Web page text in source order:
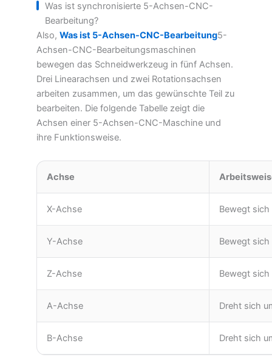
Was ist synchronisierte 5-Achsen-CNC-
Bearbeitung?
Also, Was ist 5-Achsen-CNC-Bearbeitung5-
Achsen-CNC-Bearbeitungsmaschinen
bewegen das Schneidwerkzeug in fünf Achsen.
Drei Linearachsen und zwei Rotationsachsen
arbeiten zusammen, um das gewünschte Teil zu
bearbeiten. Die folgende Tabelle zeigt die
Achsen einer 5-Achsen-CNC-Maschine und
ihre Funktionsweise.
Achse
X-Achse Bewegt
Y-Achse Bewegt
Z-Achse Bewegt
A-Achse Dreht sich
B-Achse Dreht sich